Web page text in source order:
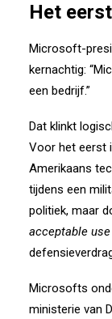
Het
Microsoft-
kernachtig:
een bedrijf.”
Dat klinkt
Voor het eerst
Amerikaans
tijdens een
politiek, maar
acceptable
Microsofts
ministerie van